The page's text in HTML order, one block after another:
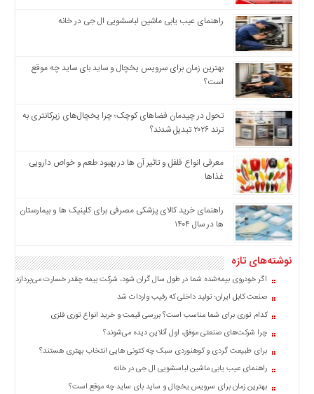
اخبار
فرهنگی
دسترسی
سریع
صفحه
اصلی
اخبار
اقتصادی
ایران
اخبار
المللی
اخبار
اقتصادی
راهنمای عیب یابی ماشین لباسشویی ال جی در خانه
بهترین زمان برای سرویس یخچال و ساید بای ساید چه موقع
است؟
تحول در چیدمان فضاهای کوچک؛ چرا یخچال‌های زیرکانتری به
ترند ۲۰۲۶ تبدیل شدند؟
معرفی انواع فلفل و تاثیر آن ‌ها در بهبود طعم و خواص دارویی
غذاها
راهنمای خرید کالای پزشکی مصرفی برای کلینیک ها و بیمارستان
ها در سال ۱۴۰۴
نوشته‌های تازه
اگر خودروی بیمه‌شده شما در طول سال گران شود، شرکت بیمه چقدر خسارت می‌پردازد؟
صنعت کابل ایران؛ تولید داخلی که رقیب واردات شد
کدام توری برای شما مناسب است؟ بررسی قیمت و خرید انواع توری فلزی
چرا شرکت‌های صنعتی موفق، اول آنلاین دیده می‌شوند؟
برای طبیعت گردی و کوهنوردی سبک چه کتونی هایی انتخاب بهتری هستند؟
راهنمای عیب یابی ماشین لباسشویی ال جی در خانه
بهترین زمان برای سرویس یخچال و ساید بای ساید چه موقع است؟